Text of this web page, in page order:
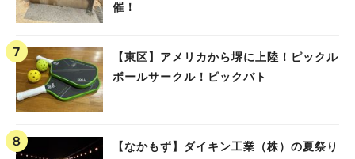
催！
【東区】アメリカから堺に上陸！ピックル
ボールサークル！ピックバト
【なかもず】ダイキン工業（株）の夏祭り